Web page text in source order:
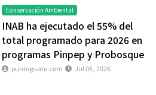
Conservación Ambiental
INAB ha ejecutado el 55% del
total programado para 2026 en
programas Pinpep y Probosque
puntoguate.com Jul 06, 2026